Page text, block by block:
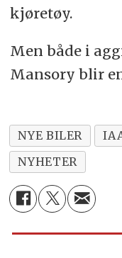
kjøretøy.
Men både i
Mansory blir
NYE BILER
NYHETER